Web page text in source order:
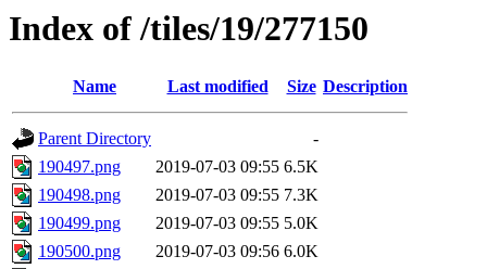
Index of /tiles/19/277150
Name Last modified Size Description
Parent Directory
-
190497.png
2019-07-03 09:55 6.5K
190498.png
2019-07-03 09:55 7.3K
190499.png
2019-07-03 09:55 5.0K
190500.png
2019-07-03 09:56 6.0K